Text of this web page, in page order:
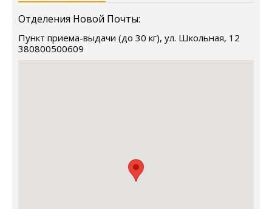
Отделения Новой Почты:
Пункт приема-выдачи (до 30 кг), ул. Школьная, 12
380800500609